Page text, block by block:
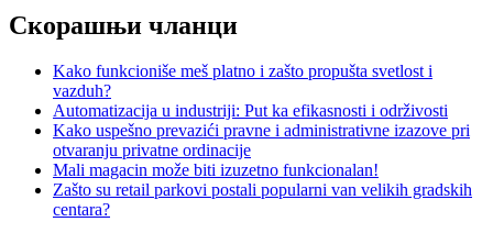
Скорашњи чланци
Kako funkcioniše meš platno i zašto propušta svetlost i
vazduh?
Automatizacija u industriji: Put ka efikasnosti i održivosti
Kako uspešno prevazići pravne i administrativne izazove pri
otvaranju privatne ordinacije
Mali magacin može biti izuzetno funkcionalan!
Zašto su retail parkovi postali popularni van velikih gradskih
centara?